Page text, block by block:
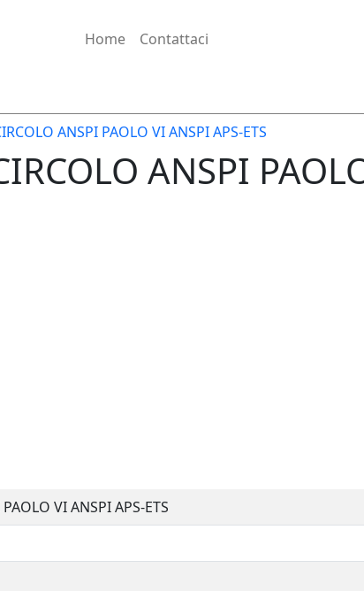
Home Contattaci
ANSPI PAOLO VI ANSPI APS-ETS
ANSPI
VI ANSPI APS-ETS